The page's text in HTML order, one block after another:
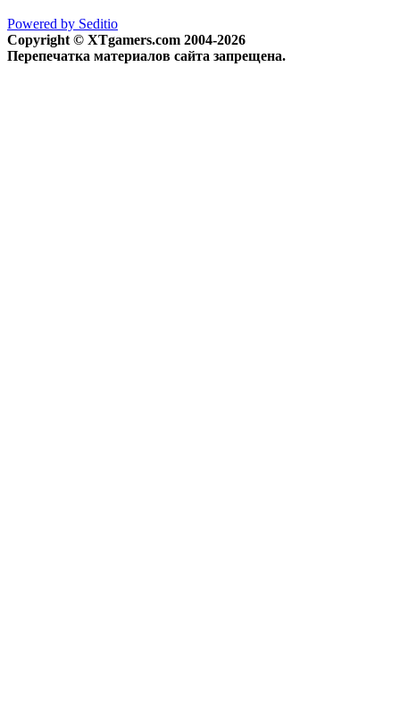
Powered by Seditio
Copyright © XTgamers.com 2004-2026
Перепечатка материалов сайта запрещена.